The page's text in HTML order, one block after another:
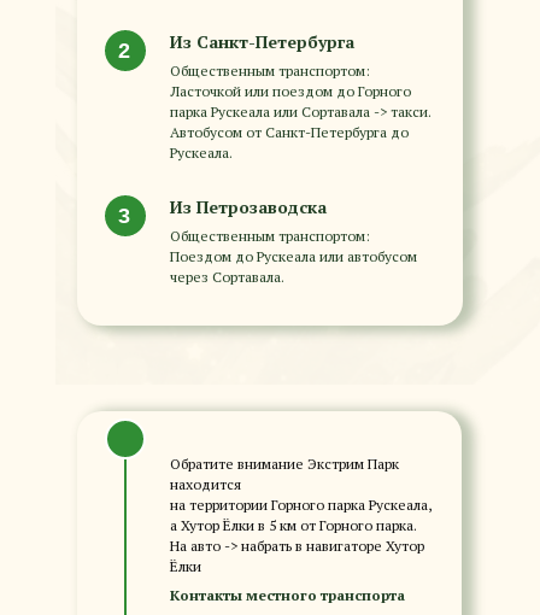
Общественным транспортом:
Ласточкой или поездом до Горного
парка Рускеала или Сортавала -> такси.
Автобусом от Санкт-Петербурга до
Рускеала.
Общественным транспортом:
Поездом до Рускеала или автобусом
через Сортавала.
Из Санкт-Петербурга
Из Петрозаводска
2
3
Контакты местного транспорта
Обратите внимание Экстрим Парк
находится
на территории Горного парка Рускеала,
а Хутор Ёлки в 5 км от Горного парка.
На авто -> набрать в навигаторе Хутор
Ёлки